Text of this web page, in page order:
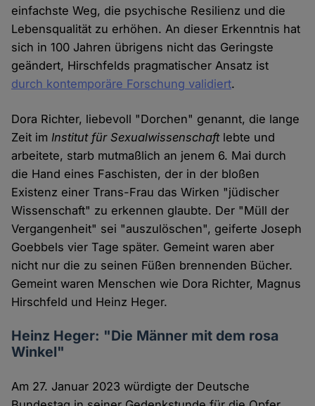
einfachste Weg, die psychische Resilienz und die
Lebensqualität zu erhöhen. An dieser Erkenntnis hat
sich in 100 Jahren übrigens nicht das Geringste
geändert, Hirschfelds pragmatischer Ansatz ist
durch kontemporäre Forschung validiert.
Dora Richter, liebevoll "Dorchen" genannt, die lange
Zeit im Institut für Sexualwissenschaftlebte und
arbeitete, starb mutmaßlich an jenem 6. Mai durch
die Hand eines Faschisten, der in der bloßen
Existenz einer Trans-Frau das Wirken "jüdischer
Wissenschaft" zu erkennen glaubte. Der "Müll der
Vergangenheit" sei "auszulöschen", geiferte Joseph
Goebbels vier Tage später. Gemeint waren aber
nicht nur die zu seinen Füßen brennenden Bücher.
Gemeint waren Menschen wie Dora Richter, Magnus
Hirschfeld und Heinz Heger.
Heinz Heger: "Die Männer mit dem rosa
Winkel"
Am 27. Januar 2023 würdigte der Deutsche